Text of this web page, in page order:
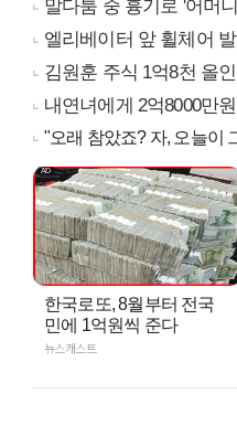
말다툼 중 흉기로 '어머
엘리베이터 앞 휠체어
김원훈 주식 1억8천 올
내연녀에게 2억8000만
"오래 참았죠? 자, 오늘이
한국로또, 8월부터 전국
민에 1억원씩 준다
뉴스캐스트